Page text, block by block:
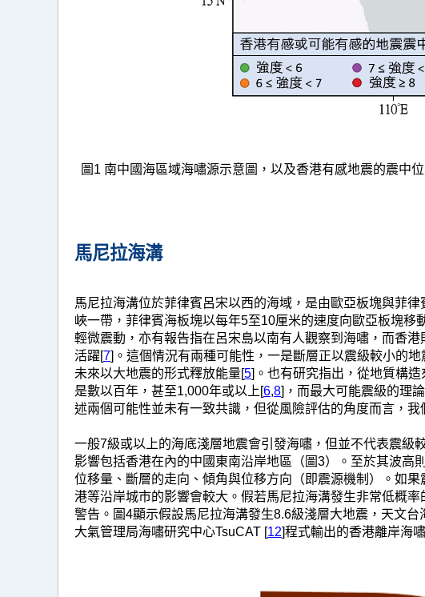
圖1 南中國海區域海嘯源示意圖，以及香港有感地震的震中
馬尼拉海溝
馬尼拉海溝位於菲律賓呂宋以西的海域，是由歐亞板塊與菲
峽一帶，菲律賓海板塊以每年5至10厘米的速度向歐亞板塊移
輕微震動，亦有報告指在呂宋島以南有人觀察到海嘯，而香
活躍[7]。這個情況有兩種可能性，一是斷層正以震級較小的
未來以大地震的形式釋放能量[5]。也有研究指出，從地質構
是數以百年，甚至1,000年或以上[6,8]，而最大可能震級的理
述兩個可能性並未有一致共識，但從風險評估的角度而言，我
一般7級或以上的海底淺層地震會引發海嘯，但並不代表震級
影響包括香港在內的中國東南沿岸地區（圖3）。至於其波
位移量、斷層的走向、傾角與位移方向（即震源機制）。如
港等沿岸城市的影響會較大。假若馬尼拉海溝發生非常低概
警告。圖4顯示假設馬尼拉海溝發生8.6級淺層大地震，天文
大氣管理局海嘯研究中心TsuCAT [12]程式輸出的香港離岸海